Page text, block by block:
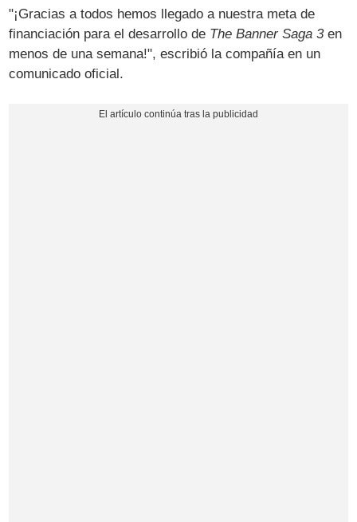
"¡Gracias a todos hemos llegado a nuestra meta de
financiación para el desarrollo de The Banner Saga 3en
menos de una semana!", escribió la compañía en un
comunicado oficial.